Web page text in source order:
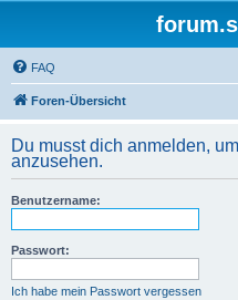
FAQ
Foren-Übersicht
Du musst dich anmelden,
anzusehen.
Benutzername:
Passwort:
Ich habe mein Passwort vergessen